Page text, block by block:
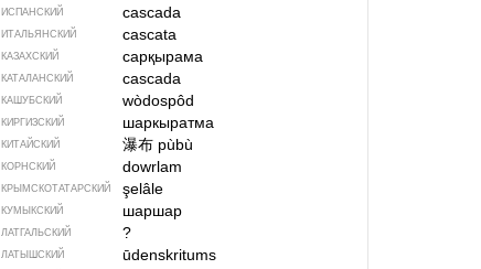
ИСПАНСКИЙ cascada
ИТАЛЬЯНСКИЙ cascata
КАЗАХСКИЙ сарқырама
КАТАЛАНСКИЙ cascada
КАШУБСКИЙ wòdospôd
КИРГИЗСКИЙ шаркыратма
КИТАЙСКИЙ 瀑布 pùbù
КОРНСКИЙ dowrlam
КРЫМСКО­ТАТАРСКИЙ şelâle
КУМЫКСКИЙ шаршар
ЛАТГАЛЬСКИЙ ?
ЛАТЫШСКИЙ ūdenskritums